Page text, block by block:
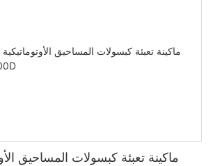
ماكينة تعبئة كبسولات المساحيق